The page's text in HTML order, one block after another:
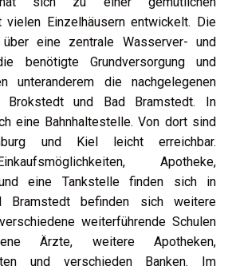
vielen Einzelhäusern entwickelt. Die
eine zentrale Wasserver- und
benötigte Grundversorgung und
unteranderem die nachgelegenen
Brokstedt und Bad Bramstedt. In
eine Bahnhaltestelle. Von dort sind
und Kiel leicht erreichbar.
Apotheke,
und eine Tankstelle finden sich in
Bramstedt befinden sich weitere
weiterführende Schulen
Ärzte, weitere Apotheken,
und verschieden Banken. Im